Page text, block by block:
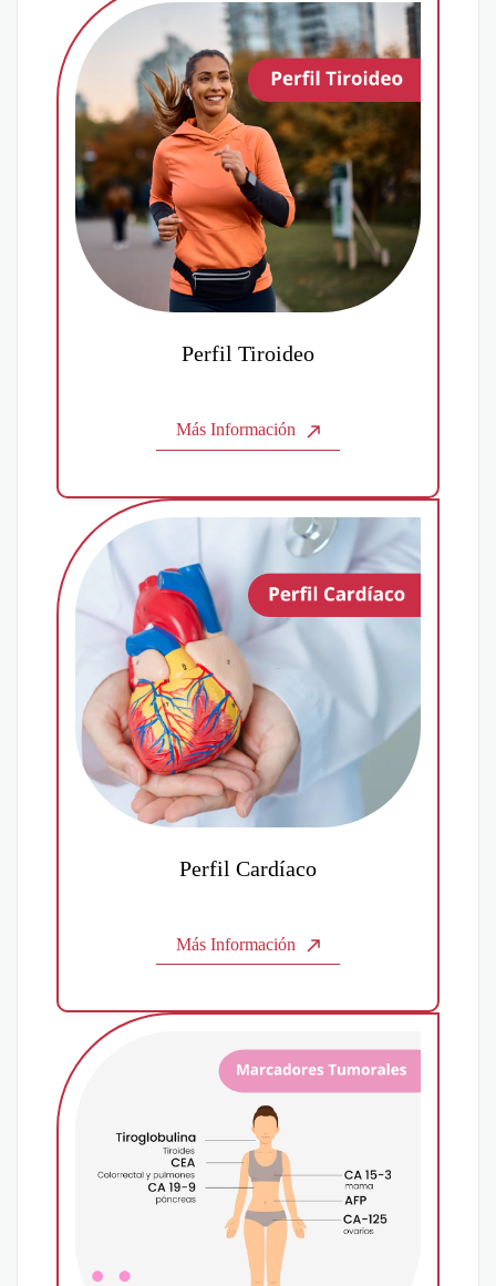
Perfil Tiroideo
Más Información
Perfil Cardíaco
Más Información